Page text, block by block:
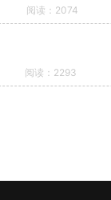
阅读：2074
阅读：2293